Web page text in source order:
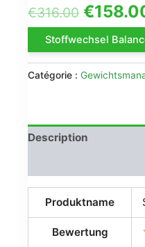
€316.00 Le
prix
initial
était :
€
Stoffwechsel
Catégorie :
Description
Produktname
Bewertung